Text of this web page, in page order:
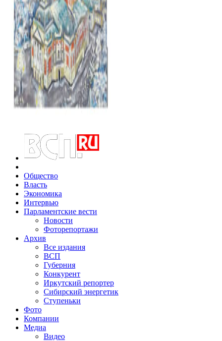
Общество
Власть
Экономика
Интервью
Парламентские вести
Новости
Фоторепортажи
Архив
Все издания
ВСП
Губерния
Конкурент
Иркутский репортер
Сибирский энергетик
Ступеньки
Фото
Компании
Медиа
Видео